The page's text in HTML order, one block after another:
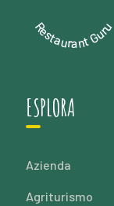
Restaurant Guru
ESPLORA
Azienda
Agriturismo